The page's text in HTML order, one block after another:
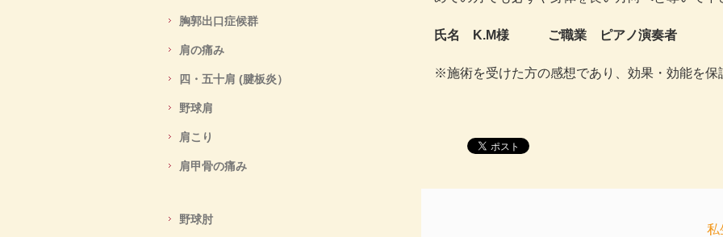
氏名 K.M様 ご職業 ピアノ演奏者
※施術を受けた方の感想であり、効果・効能を保
私
胸郭出口症候群
肩の痛み
四・五十肩 (腱板炎）
野球肩
肩こり
肩甲骨の痛み
野球肘